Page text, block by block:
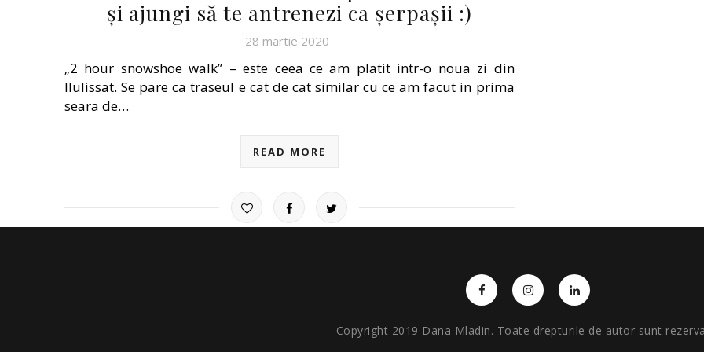
și ajungi să te antrenezi ca șerpașii :)
28 martie 2020
„2 hour snowshoe walk” – este ceea ce am platit intr-o noua zi din
Ilulissat. Se pare ca traseul e cat de cat similar cu ce am facut in prima
seara de…
READ MORE
Copyright 2019 Dana Mladin. Toate drepturile de autor sunt